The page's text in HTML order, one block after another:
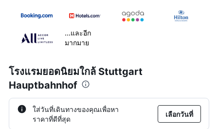
...และอีก
มากมาย
โรงแรมยอดนิยมใกล้ Stuttgart
Hauptbahnhof
ใส่วันที่เดินทางของคุณเพื่อหา
ราคาที่ดีที่สุด
เลือกวันที่